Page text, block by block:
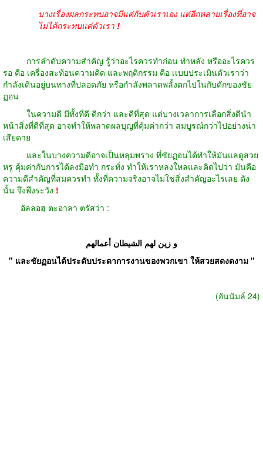
บางเรื่องผลกระทบอาจมีแค่กับตัวเราเอง แต่อีกหลายเรื่องที่อาจ
ไม่ได้กระทบแค่ตัวเรา !
การลำดับความสำคัญ รู้ว่าอะไรควรทำก่อน ทำหลัง หรืออะไรควร
รอ คือ เครื่องสะท้อนความคิด และพฤติกรรม คือ เเบบประเมินตัวเราว่า
กำลังเดินอยู่บนทางที่ปลอดภัย หรือกำลังพลาดพลั้งตกไปในกับดักของชัย
ฏอน
ในความดี มีทั้งที่ดี ดีกว่า และดีที่สุด แต่บางเวลาการเลือกสิ่งดีนำ
หน้าสิ่งที่ดีที่สุด อาจทำให้พลาดผลบุญที่คุ้มค่ากว่า สมบูรณ์กว่าไปอย่างน่า
เสียดาย
และในบางความดีอาจเป็นหลุมพราง ที่ชัยฏอนได้ทำให้มันแลดูสวย
หรู คุ้มค่ากับการได้ลงมือทำ กระทั่ง ทำให้เราหลงใหลและคิดไปว่า มันคือ
ความดีสำคัญที่สมควรทำ ทั้งที่ความจริงอาจไม่ใช่สิ่งสำคัญอะไรเลย ดัง
นั้น จึงพึงระวัง !
อัลลอฮฺ ตะอาลา ตรัสว่า :
و زين لهم الشيطان أعمالهم
" และชัยฏอนได้ประดับประดาการงานของพวกเขา ให้สวยสดงดงาม"
(อันนัมล์ 24)